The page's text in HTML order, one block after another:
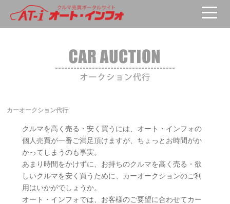
カーオークション代行
クルマを高く売る・安く買うには、オート・インフォの
個人売買が一番ご満足頂けますが、ちょっとお時間がか
かってしまうのも事実。
あまり時間をかけずに、お持ちのクルマを高く売る・欲
しいクルマを安く買うために、カーオークションのご利
用はいかがでしょうか。
オート・インフォでは、お客様のご要望に合わせてカー